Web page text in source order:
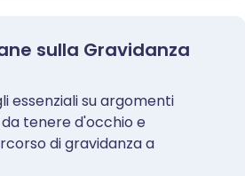
sulla Gravidanza
essenziali su argomenti
tenere d'occhio e
di gravidanza a